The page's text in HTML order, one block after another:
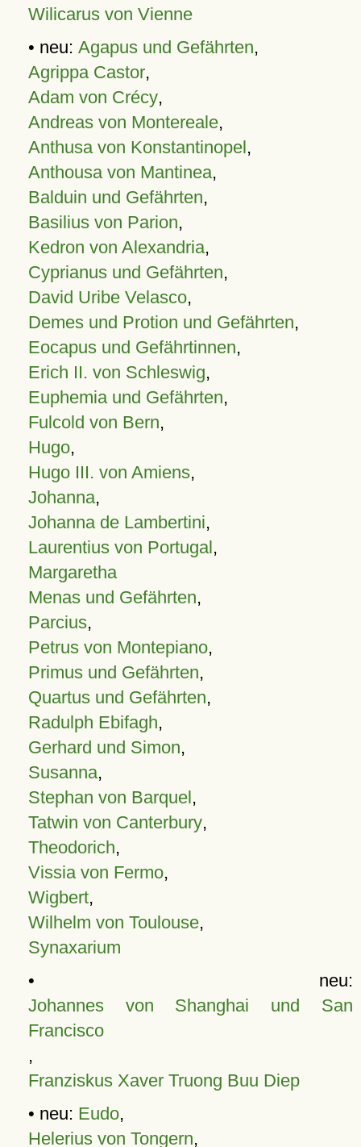
Wilicarus von Vienne
• neu: Agapus und Gefährten,
Agrippa Castor,
Adam von Crécy,
Andreas von Montereale,
Anthusa von Konstantinopel,
Anthousa von Mantinea,
Balduin und Gefährten,
Basilius von Parion,
Kedron von Alexandria,
Cyprianus und Gefährten,
David Uribe Velasco,
Demes und Protion und Gefährten,
Eocapus und Gefährtinnen,
Erich II. von Schleswig,
Euphemia und Gefährten,
Fulcold von Bern,
Hugo,
Hugo III. von Amiens,
Johanna,
Johanna de Lambertini,
Laurentius von Portugal,
Margaretha
Menas und Gefährten,
Parcius,
Petrus von Montepiano,
Primus und Gefährten,
Quartus und Gefährten,
Radulph Ebifagh,
Gerhard und Simon,
Susanna,
Stephan von Barquel,
Tatwin von Canterbury,
Theodorich,
Vissia von Fermo,
Wigbert,
Wilhelm von Toulouse,
Synaxarium
• neu:
Johannes von Shanghai und San
Francisco
,
Franziskus Xaver Truong Buu Diep
• neu: Eudo,
Helerius von Tongern,